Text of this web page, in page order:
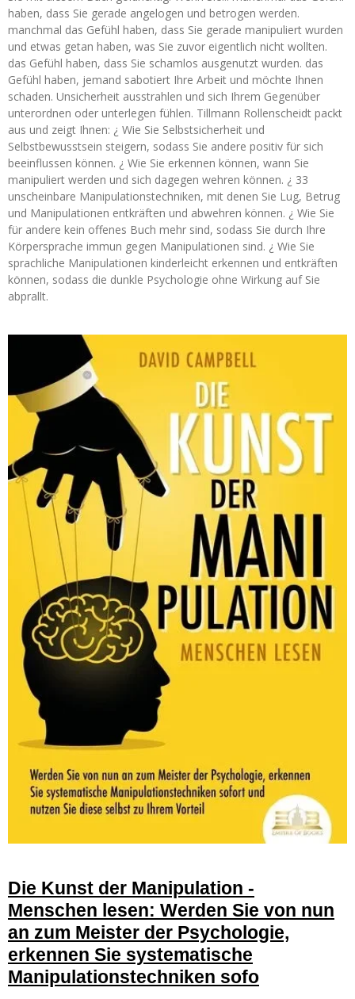
haben, dass Sie gerade angelogen und betrogen werden.
manchmal das Gefühl haben, dass Sie gerade manipuliert wurden
und etwas getan haben, was Sie zuvor eigentlich nicht wollten.
das Gefühl haben, dass Sie schamlos ausgenutzt wurden. das
Gefühl haben, jemand sabotiert Ihre Arbeit und möchte Ihnen
schaden. Unsicherheit ausstrahlen und sich Ihrem Gegenüber
unterordnen oder unterlegen fühlen. Tillmann Rollenscheidt packt
aus und zeigt Ihnen: ¿ Wie Sie Selbstsicherheit und
Selbstbewusstsein steigern, sodass Sie andere positiv für sich
beeinflussen können. ¿ Wie Sie erkennen können, wann Sie
manipuliert werden und sich dagegen wehren können. ¿ 33
unscheinbare Manipulationstechniken, mit denen Sie Lug, Betrug
und Manipulationen entkräften und abwehren können. ¿ Wie Sie
für andere kein offenes Buch mehr sind, sodass Sie durch Ihre
Körpersprache immun gegen Manipulationen sind. ¿ Wie Sie
sprachliche Manipulationen kinderleicht erkennen und entkräften
können, sodass die dunkle Psychologie ohne Wirkung auf Sie
abprallt.
Die Kunst der Manipulation -
Menschen lesen: Werden Sie von nun
an zum Meister der Psychologie,
erkennen Sie systematische
Manipulationstechniken sofo